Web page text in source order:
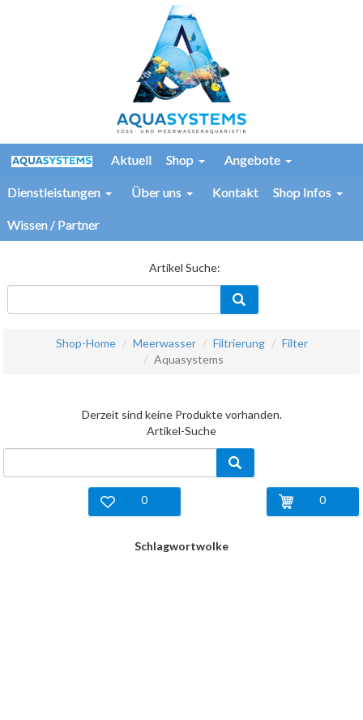
Aktuell Shop Angebote
Dienstleistungen Über uns Kontakt Shop Infos
Wissen / Partner
Artikel Suche:
Shop-Home Meerwasser Filtrierung
Filter
Aquasystems
Derzeit sind keine Produkte vorhanden.
Artikel-Suche
0
0
Schlagwortwolke